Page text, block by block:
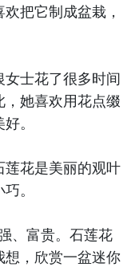
把它制成盆栽，
士花了很多时间
她喜欢用花点缀
。
花是美丽的观叶
。
、富贵。石莲花
，欣赏一盆迷你